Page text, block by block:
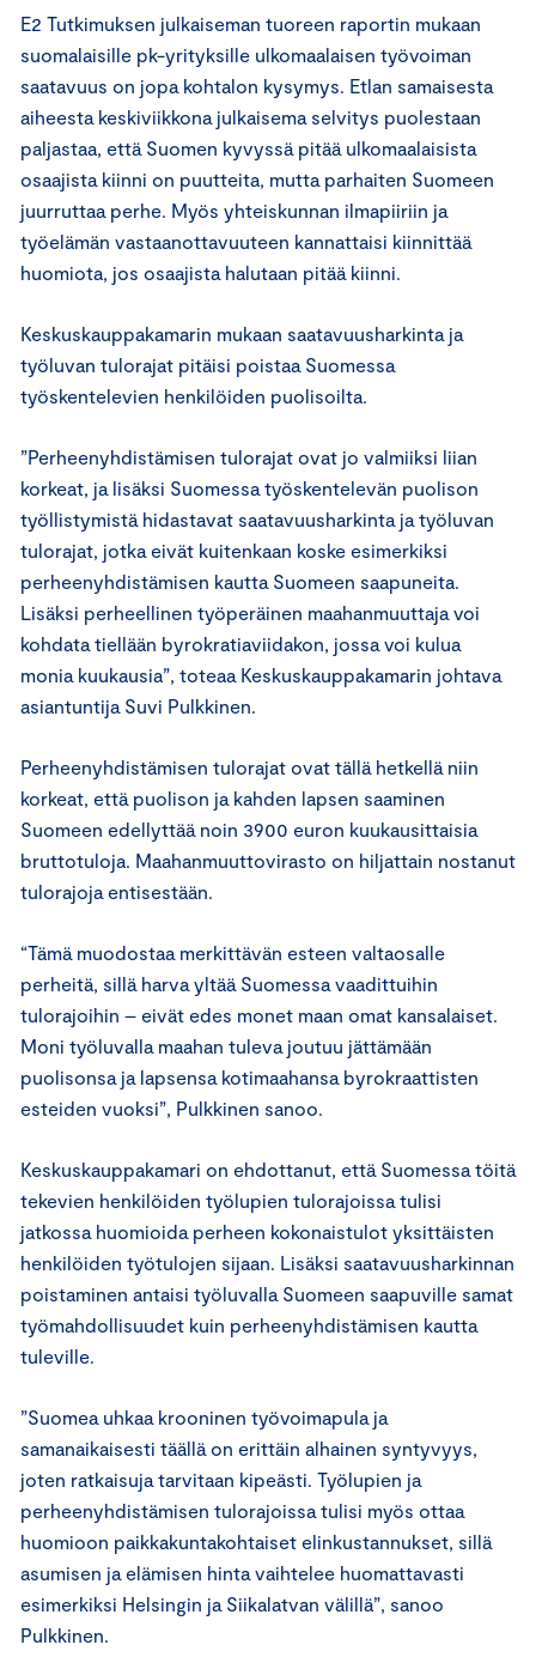
E2 Tutkimuksen julkaiseman tuoreen raportin mukaan
suomalaisille pk-yrityksille ulkomaalaisen työvoiman
saatavuus on jopa kohtalon kysymys. Etlan samaisesta
aiheesta keskiviikkona julkaisema selvitys puolestaan
paljastaa, että Suomen kyvyssä pitää ulkomaalaisista
osaajista kiinni on puutteita, mutta parhaiten Suomeen
juurruttaa perhe. Myös yhteiskunnan ilmapiiriin ja
työelämän vastaanottavuuteen kannattaisi kiinnittää
huomiota, jos osaajista halutaan pitää kiinni.
Keskuskauppakamarin mukaan saatavuusharkinta ja
työluvan tulorajat pitäisi poistaa Suomessa
työskentelevien henkilöiden puolisoilta.
”Perheenyhdistämisen tulorajat ovat jo valmiiksi liian
korkeat, ja lisäksi Suomessa työskentelevän puolison
työllistymistä hidastavat saatavuusharkinta ja työluvan
tulorajat, jotka eivät kuitenkaan koske esimerkiksi
perheenyhdistämisen kautta Suomeen saapuneita.
Lisäksi perheellinen työperäinen maahanmuuttaja voi
kohdata tiellään byrokratiaviidakon, jossa voi kulua
monia kuukausia”, toteaa Keskuskauppakamarin johtava
asiantuntija Suvi Pulkkinen.
Perheenyhdistämisen tulorajat ovat tällä hetkellä niin
korkeat, että puolison ja kahden lapsen saaminen
Suomeen edellyttää noin 3900 euron kuukausittaisia
bruttotuloja. Maahanmuuttovirasto on hiljattain nostanut
tulorajoja entisestään.
“Tämä muodostaa merkittävän esteen valtaosalle
perheitä, sillä harva yltää Suomessa vaadittuihin
tulorajoihin – eivät edes monet maan omat kansalaiset.
Moni työluvalla maahan tuleva joutuu jättämään
puolisonsa ja lapsensa kotimaahansa byrokraattisten
esteiden vuoksi”, Pulkkinen sanoo.
Keskuskauppakamari on ehdottanut, että Suomessa töitä
tekevien henkilöiden työlupien tulorajoissa tulisi
jatkossa huomioida perheen kokonaistulot yksittäisten
henkilöiden työtulojen sijaan. Lisäksi saatavuusharkinnan
poistaminen antaisi työluvalla Suomeen saapuville samat
työmahdollisuudet kuin perheenyhdistämisen kautta
tuleville.
”Suomea uhkaa krooninen työvoimapula ja
samanaikaisesti täällä on erittäin alhainen syntyvyys,
joten ratkaisuja tarvitaan kipeästi. Työlupien ja
perheenyhdistämisen tulorajoissa tulisi myös ottaa
huomioon paikkakuntakohtaiset elinkustannukset, sillä
asumisen ja elämisen hinta vaihtelee huomattavasti
esimerkiksi Helsingin ja Siikalatvan välillä”, sanoo
Pulkkinen.